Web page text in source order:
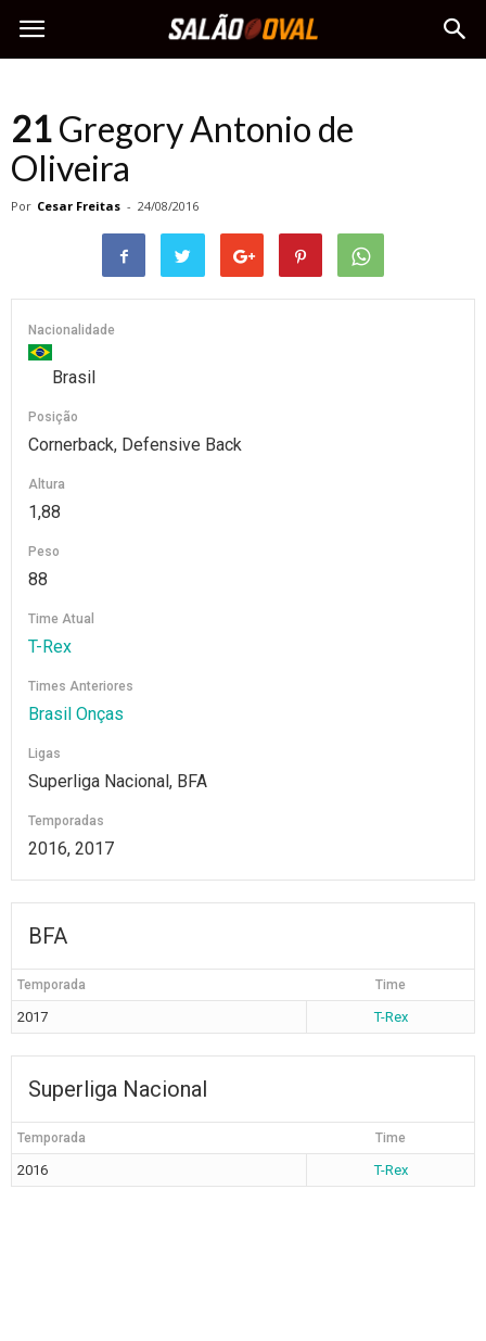
21Gregory Antonio de
Oliveira
Por Cesar Freitas - 24/08/2016
Nacionalidade
Brasil
Posição
Cornerback, Defensive Back
Altura
1,88
Peso
88
Time Atual
T-Rex
Times Anteriores
Brasil Onças
Ligas
Superliga Nacional, BFA
Temporadas
2016, 2017
BFA
Temporada Time
2017 T-Rex
Superliga Nacional
Temporada Time
2016 T-Rex